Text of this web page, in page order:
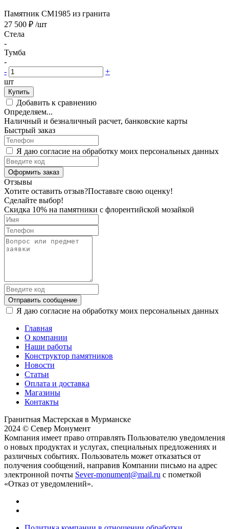
Памятник CM1985 из гранита
27 500 ₽ /шт
Стела
-
Тумба
-
-
+
шт
Купить
Добавить к сравнению
Определяем...
Наличный и безналичный расчет, банковские карты
Быстрый заказ
Я даю согласие на обработку моих персональных данных
Оформить заказ
Отзывы
Хотите оставить отзыв?Поставьте свою оценку!
Сделайте выбор!
Скидка 10% на памятники с флорентийской мозайкой
Отправить сообщение
Я даю согласие на обработку моих персональных данных
Главная
О компании
Наши работы
Конструктор памятников
Новости
Статьи
Оплата и доставка
Магазины
Контакты
Гранитная Мастерская в Мурманске
2024 © Север Монумент
Компания имеет право отправлять Пользователю уведомления
о новых продуктах и услугах, специальных предложениях и
различных событиях. Пользователь может отказаться от
получения сообщений, направив Компании письмо на адрес
электронной почты Sever-monument@mail.ru с пометкой
«Отказ от уведомлений».